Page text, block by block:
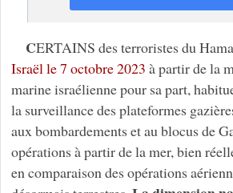
CERTAINS des terroristes du
Israël le 7 octobre 2023 à partir de la
marine israélienne pour sa part,
la surveillance des plateformes
aux bombardements et au blocus de
opérations à partir de la mer, bien
en comparaison des opérations